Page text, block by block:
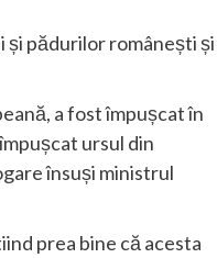
și pădurilor românești și
a fost împușcat în
ursul din
însuși ministrul
prea bine că acesta